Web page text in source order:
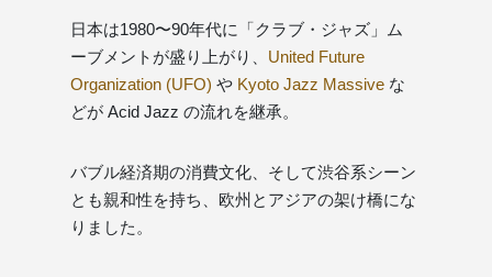
日本は1980〜90年代に「クラブ・ジャズ」ム
ーブメントが盛り上がり、 United Future
Organization (UFO) や Kyoto Jazz Massive な
どが Acid Jazz の流れを継承。
バブル経済期の消費文化、そして渋谷系シーン
とも親和性を持ち、欧州とアジアの架け橋にな
りました。